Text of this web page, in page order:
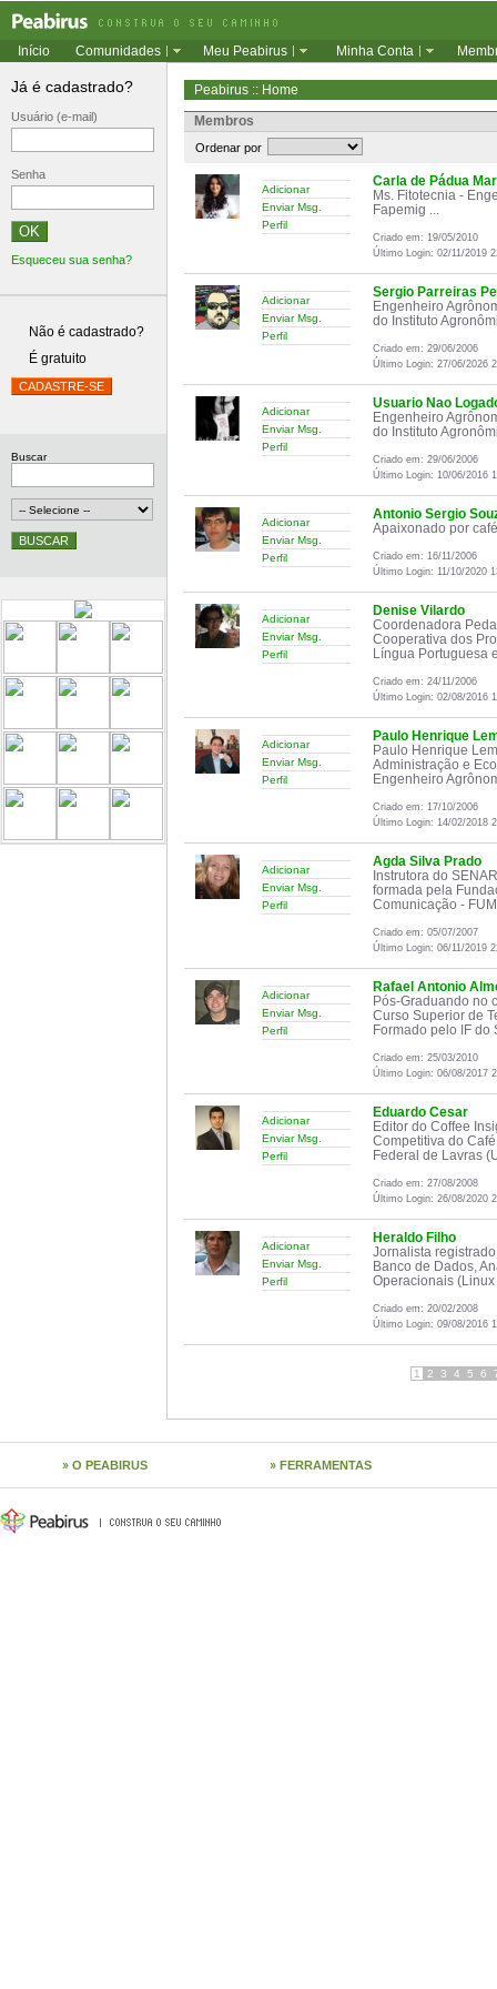
Início Comunidades Meu Peabirus Minha Conta
Já é cadastrado?
Usuário (e-mail)
Senha
Esqueceu sua senha?
Não é cadastrado?
É gratuito
Buscar
Peabirus :: Home
Membros
Ordenar por
Adicionar
Enviar Msg.
Perfil
Carla de Pádua
Ms. Fitotecnia -
Fapemig ...
Criado em: 19/05/2010
Último Login: 02/11/2019
Adicionar
Enviar Msg.
Perfil
Sergio Parreiras
Engenheiro
do Instituto
Criado em: 29/06/2006
Último Login: 27/06/2026
Adicionar
Enviar Msg.
Perfil
Usuario Nao
Engenheiro
do Instituto
Criado em: 29/06/2006
Último Login: 10/06/2016
Adicionar
Enviar Msg.
Perfil
Antonio Sergio
Apaixonado por
Criado em: 16/11/2006
Último Login: 11/10/2020
Adicionar
Enviar Msg.
Perfil
Denise Vilardo
Coordenadora
Cooperativa dos
Língua Portuguesa
Criado em: 24/11/2006
Último Login: 02/08/2016
Adicionar
Enviar Msg.
Perfil
Paulo Henrique
Paulo Henrique
Administração e
Engenheiro
Criado em: 17/10/2006
Último Login: 14/02/2018
Adicionar
Enviar Msg.
Perfil
Agda Silva Prado
Instrutora do
formada pela
Comunicação -
Criado em: 05/07/2007
Último Login: 06/11/2019
Adicionar
Enviar Msg.
Perfil
Rafael Antonio
Pós-Graduando no
Curso Superior de
Formado pelo IF do
Criado em: 25/03/2010
Último Login: 06/08/2017
Adicionar
Enviar Msg.
Perfil
Eduardo Cesar
Editor do Coffee
Competitiva do
Federal de Lavras
Criado em: 27/08/2008
Último Login: 26/08/2020
Adicionar
Enviar Msg.
Perfil
Heraldo Filho
Jornalista
Banco de Dados,
Operacionais
Criado em: 20/02/2008
Último Login: 09/08/2016
1 2 3 4 5 6
O PEABIRUS FERRAMENTAS